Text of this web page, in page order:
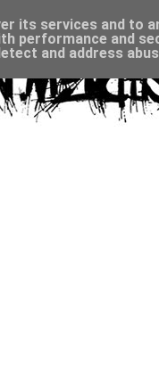
its services and to
performance and
and address